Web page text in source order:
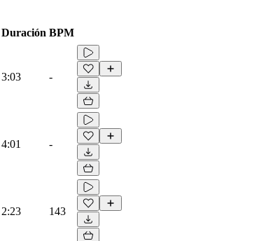
Duración BPM
3:03 -
4:01 -
2:23 143